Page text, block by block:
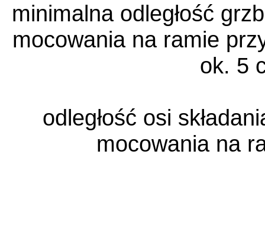
minimalna odległość
mocowania na ramie
ok. 5
odległość osi
mocowania na